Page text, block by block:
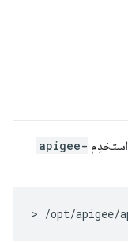
استخدِم apigee-
> /opt/apigee/